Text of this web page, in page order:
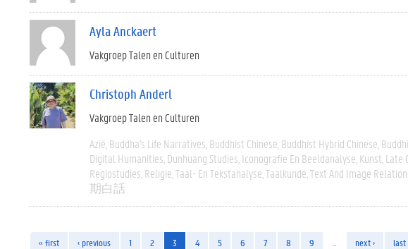
Ayla Anckaert
Vakgroep Talen en Culturen
Christoph Anderl
Vakgroep Talen en Culturen
Azië Buddha's Life Narratives Buddhist Chinese Buddhist Hybrid Chinese
Digital Humanities Dunhuang Studies Iconografie En Beeldanalyse Kunst Late
Regiostudies Religie Taal- En Tekstanalyse Taalkunde Text And Image
期白話
« first ‹ previous 1 2 3 4 5 6 7 8 9 next › last